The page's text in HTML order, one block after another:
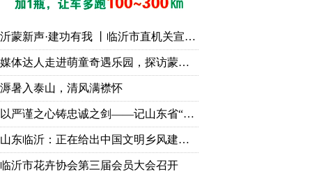
沂蒙新声·建功有我 丨临沂市直机关宣讲比赛作品展演活动成功举行
媒体达人走进萌童奇遇乐园，探访蒙山脚下“有温度的童话世界”
溽暑入泰山，清风满襟怀
以严谨之心铸忠诚之剑——记山东省“铁纪护航”先进个人、临沂市纪委监委第九审查调查室主任胡永亮
山东临沂：正在给出中国文明乡风建设的“最美答案”
临沂市花卉协会第三届会员大会召开